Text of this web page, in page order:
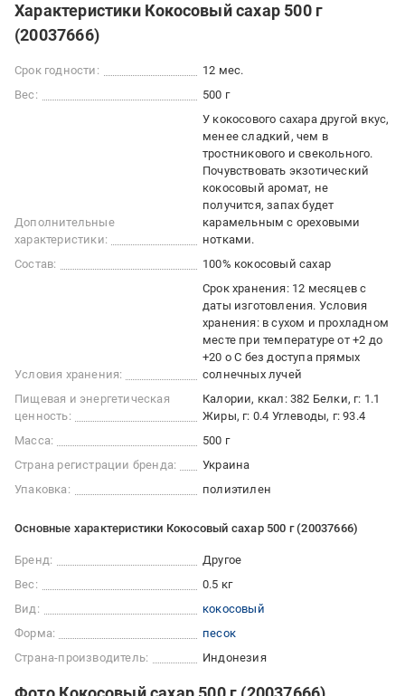
Характеристики Кокосовый сахар 500 г
(20037666)
Срок годности:
12 мес.
Вес:
500 г
Дополнительные
характеристики:
У кокосового сахара другой вкус,
менее сладкий, чем в
тростникового и свекольного.
Почувствовать экзотический
кокосовый аромат, не
получится, запах будет
карамельным с ореховыми
нотками.
Состав:
100% кокосовый сахар
Условия хранения:
Срок хранения: 12 месяцев с
даты изготовления. Условия
хранения: в сухом и прохладном
месте при температуре от +2 до
+20 о C без доступа прямых
солнечных лучей
Пищевая и энергетическая
ценность:
Калории, ккал: 382 Белки, г: 1.1
Жиры, г: 0.4 Углеводы, г: 93.4
Масса:
500 г
Страна регистрации бренда:
Украина
Упаковка:
полиэтилен
Основные характеристики Кокосовый сахар 500 г (20037666)
Бренд:
Другое
Вес:
0.5 кг
Вид:
кокосовый
Форма:
песок
Страна-производитель:
Индонезия